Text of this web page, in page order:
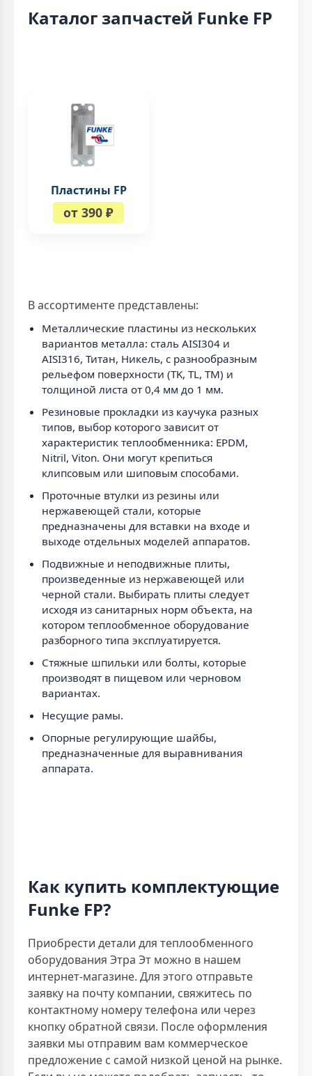
Каталог запчастей Funke FP
Пластины FP
от 390 ₽
В ассортименте представлены:
Металлические пластины из нескольких
вариантов металла: сталь AISI304 и
AISI316, Титан, Никель, с разнообразным
рельефом поверхности (TK, TL, TM) и
толщиной листа от 0,4 мм до 1 мм.
Резиновые прокладки из каучука разных
типов, выбор которого зависит от
характеристик теплообменника: EPDM,
Nitril, Viton. Они могут крепиться
клипсовым или шиповым способами.
Проточные втулки из резины или
нержавеющей стали, которые
предназначены для вставки на входе и
выходе отдельных моделей аппаратов.
Подвижные и неподвижные плиты,
произведенные из нержавеющей или
черной стали. Выбирать плиты следует
исходя из санитарных норм объекта, на
котором теплообменное оборудование
разборного типа эксплуатируется.
Стяжные шпильки или болты, которые
производят в пищевом или черновом
вариантах.
Несущие рамы.
Опорные регулирующие шайбы,
предназначенные для выравнивания
аппарата.
Как купить комплектующие
Funke FP?
Приобрести детали для теплообменного
оборудования Этра Эт можно в нашем
интернет-магазине. Для этого отправьте
заявку на почту компании, свяжитесь по
контактному номеру телефона или через
кнопку обратной связи. После оформления
заявки мы отправим вам коммерческое
предложение с самой низкой ценой на рынке.